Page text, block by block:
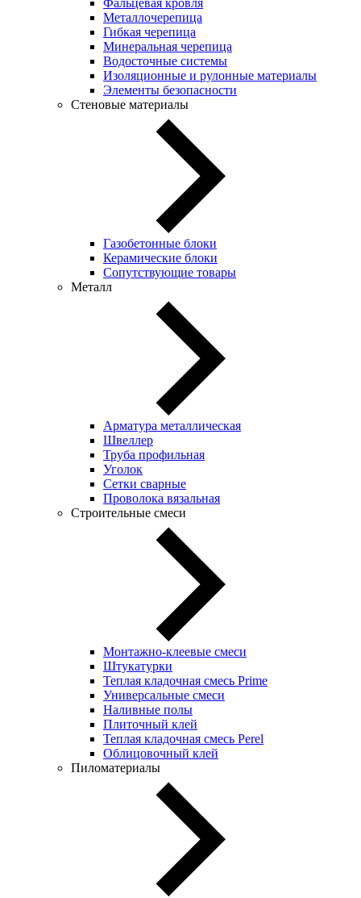
Металлочерепица
Гибкая черепица
Минеральная черепица
Водосточные системы
Изоляционные и рулонные материалы
Элементы безопасности
Стеновые материалы
Газобетонные блоки
Керамические блоки
Сопутствующие товары
Металл
Арматура металлическая
Швеллер
Труба профильная
Уголок
Сетки сварные
Проволока вязальная
Строительные смеси
Монтажно-клеевые смеси
Штукатурки
Теплая кладочная смесь Prime
Универсальные смеси
Наливные полы
Плиточный клей
Теплая кладочная смесь Perel
Облицовочный клей
Пиломатериалы